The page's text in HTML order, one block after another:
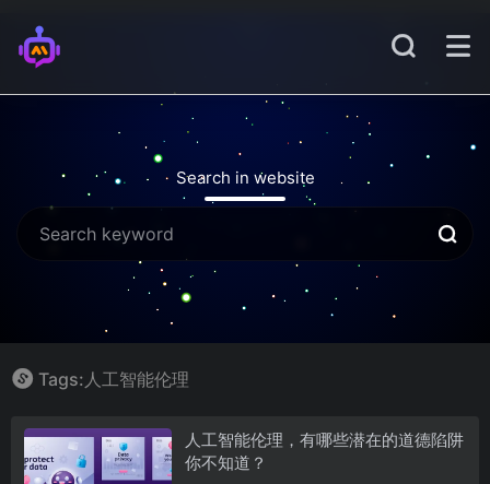
Search in website
Tags:人工智能伦理
人工智能伦理，有哪些潜在的道德陷阱
你不知道？